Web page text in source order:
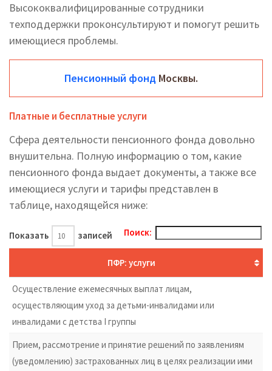
Высококвалифицированные сотрудники
техподдержки проконсультируют и помогут решить
имеющиеся проблемы.
Пенсионный фонд Москвы.
Платные и бесплатные услуги
Сфера деятельности пенсионного фонда довольно
внушительна. Полную информацию о том, какие
пенсионного фонда выдает документы, а также все
имеющиеся услуги и тарифы представлен в
таблице, находящейся ниже:
Показать записей Поиск:
ПФР: услуги
Осуществление ежемесячных выплат лицам,
осуществляющим уход за детьми-инвалидами или
инвалидами с детства I группы
Прием, рассмотрение и принятие решений по заявлениям
(уведомлению) застрахованных лиц в целях реализации ими